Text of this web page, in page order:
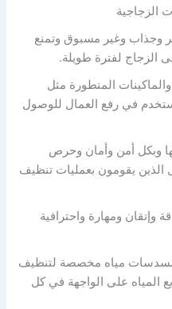
الزجاجية
وجذاب وغير مسبوق وتمنع
الزجاج لفترة طويلة.
المتطورة مثل
في رفع العمال للوصول
وبكل أمن وأمان وحرص
الذين يقومون بعمليات تنظيف
وإتقان ومهارة واحترافية
مسدسات مياه مخصصة لتنظيف
المياه على الواجهة في كل